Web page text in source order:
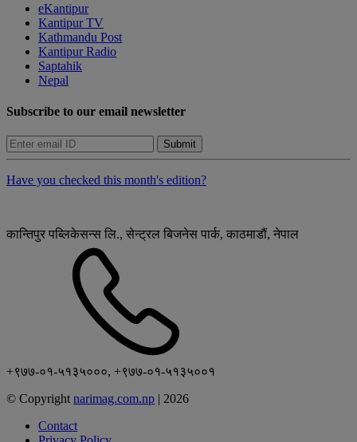
eKantipur
Kantipur TV
Kathmandu Post
Kantipur Radio
Saptahik
Nepal
Subscribe to our email newsletter
Submit
Have you checked this month's edition?
कान्तिपुर पब्लिकेसन्स लि., सेन्ट्रल बिजनेस पार्क, काठमाडौं, नेपाल
+९७७-०१-५१३५०००, +९७७-०१-५१३५००१
© Copyright narimag.com.np | 2026
Contact